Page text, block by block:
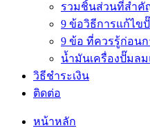
รวมชิ้นส่วนที่สำคั
9 ข้อวิธีการแก้ไข
9 ข้อ ที่ควรรู้ก่อน
น้ำมันเครื่องปั๊มลม
วิธีชำระเงิน
ติดต่อ
หน้าหลัก